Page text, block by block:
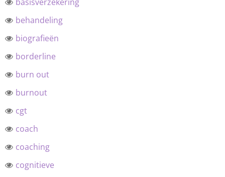
behandeling
biografieën
borderline
burn out
burnout
cgt
coach
coaching
cognitieve